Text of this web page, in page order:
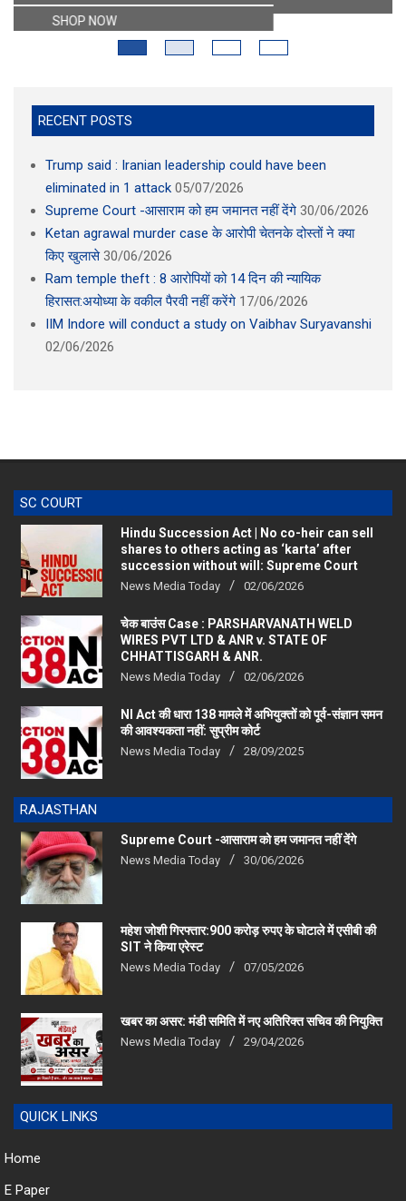
RECENT POSTS
eliminated in 1 attack 05/07/2026
Supreme Court -आसाराम को हम जमानत नहीं देंगे
Ketan agrawal murder case के आरोपी चेतनके दोस्तों ने क्या
किए खुलासे 30/06/2026
Ram temple theft : 8 आरोपियों को 14 दिन की न्यायिक
हिरासत:अयोध्या के वकील पैरवी नहीं करेंगे 17/06/2026
IIM Indore will conduct a study on Vaibhav Suryavanshi
02/06/2026
Hindu Succession Act | No co-heir can sell
shares to others acting as ‘karta’ after
succession without will: Supreme Court
News Media Today 02/06/2026
WIRES PVT LTD & ANR v. STATE OF
CHHATTISGARH & ANR.
News Media Today 02/06/2026
की आवश्यकता नहीं: सुप्रीम कोर्ट
News Media Today 28/09/2025
Supreme Court -आसाराम को हम जमानत नहीं देंगे
News Media Today 30/06/2026
SIT ने किया एरेस्‍ट
News Media Today
News Media Today 29/04/2026